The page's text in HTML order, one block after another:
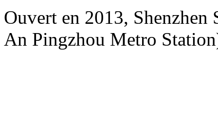
Ouvert en 2013,
An Pingzhou Metro